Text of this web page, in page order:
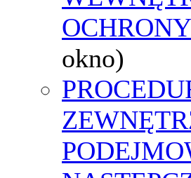
okno)